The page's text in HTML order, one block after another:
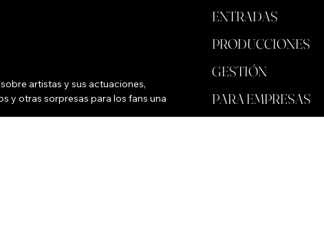
artistas y sus actuaciones,
y otras sorpresas para los fans una
ENTRADAS
PRODUCCIONES
GESTIÓN
PARA EMPRESAS